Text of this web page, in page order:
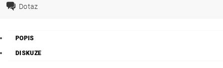
Dotaz
POPIS
DISKUZE